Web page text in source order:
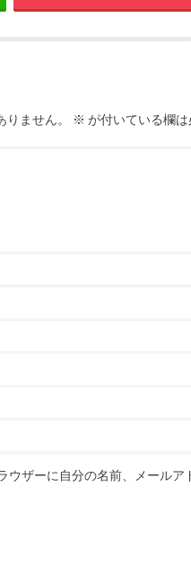
ません。 ※ が付いている欄
ザーに自分の名前、メールア